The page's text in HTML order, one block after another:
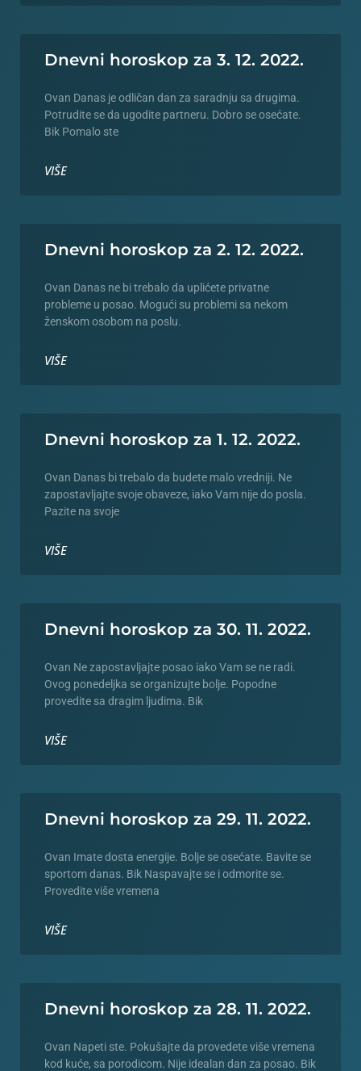
Dnevni horoskop za 3. 12. 2022.
Ovan Danas je odličan dan za saradnju sa drugima.
Potrudite se da ugodite partneru. Dobro se osećate.
Bik Pomalo ste
VIŠE
Dnevni horoskop za 2. 12. 2022.
Ovan Danas ne bi trebalo da uplićete privatne
probleme u posao. Mogući su problemi sa nekom
ženskom osobom na poslu.
VIŠE
Dnevni horoskop za 1. 12. 2022.
Ovan Danas bi trebalo da budete malo vredniji. Ne
zapostavljajte svoje obaveze, iako Vam nije do posla.
Pazite na svoje
VIŠE
Dnevni horoskop za 30. 11. 2022.
Ovan Ne zapostavljajte posao iako Vam se ne radi.
Ovog ponedeljka se organizujte bolje. Popodne
provedite sa dragim ljudima. Bik
VIŠE
Dnevni horoskop za 29. 11. 2022.
Ovan Imate dosta energije. Bolje se osećate. Bavite se
sportom danas. Bik Naspavajte se i odmorite se.
Provedite više vremena
VIŠE
Dnevni horoskop za 28. 11. 2022.
Ovan Napeti ste. Pokušajte da provedete više vremena
kod kuće, sa porodicom. Nije idealan dan za posao. Bik